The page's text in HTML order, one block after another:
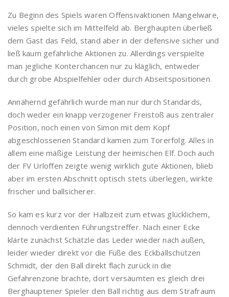
Zu Beginn des Spiels waren Offensivaktionen Mangelware,
vieles spielte sich im Mittelfeld ab. Berghaupten überließ
dem Gast das Feld, stand aber in der defensive sicher und
ließ kaum gefährliche Aktionen zu. Allerdings verspielte
man jegliche Konterchancen nur zu kläglich, entweder
durch grobe Abspielfehler oder durch Abseitspositionen.
Annähernd gefährlich wurde man nur durch Standards,
doch weder ein knapp verzogener Freistoß aus zentraler
Position, noch einen von Simon mit dem Kopf
abgeschlossenen Standard kamen zum Torerfolg. Alles in
allem eine mäßige Leistung der heimischen Elf. Doch auch
der FV Urloffen zeigte wenig wirklich gute Aktionen, blieb
aber im ersten Abschnitt optisch stets überlegen, wirkte
frischer und ballsicherer.
So kam es kurz vor der Halbzeit zum etwas glücklichem,
dennoch verdienten Führungstreffer. Nach einer Ecke
klärte zunächst Schätzle das Leder wieder nach außen,
leider wieder direkt vor die Füße des Eckballschützen
Schmidt, der den Ball direkt flach zurück in die
Gefahrenzone brachte, dort versäumten es gleich drei
Berghauptener Spieler den Ball richtig aus dem Strafraum